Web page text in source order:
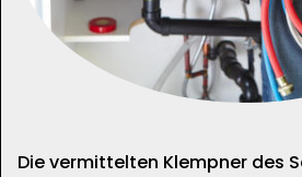
Die vermittelten Klempner des